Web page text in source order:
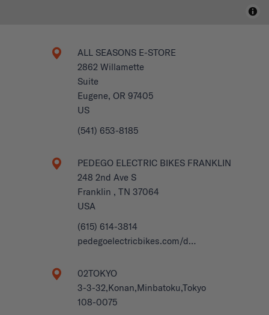
ALL SEASONS E-STORE
2862 Willamette
Suite
Eugene, OR 97405
US
(541) 653-8185
PEDEGO ELECTRIC BIKES FRANKLIN
248 2nd Ave S
Franklin , TN 37064
USA
(615) 614-3814
pedegoelectricbikes.com/d…
02TOKYO
3-3-32,Konan,Minbatoku,Tokyo
108-0075